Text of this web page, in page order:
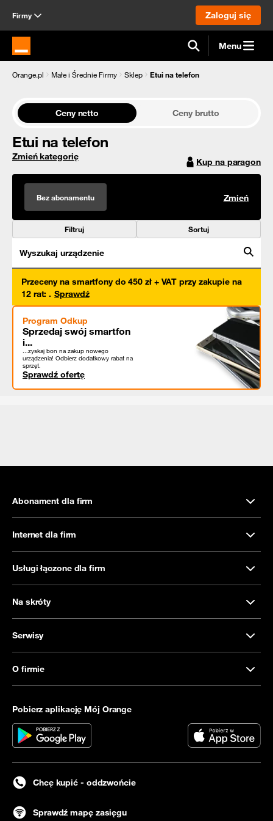
Firmy Zaloguj się
Strona główna Orange.pl Menu
Orange.pl Małe i Średnie Firmy Sklep Etui na telefon
Ceny netto Ceny brutto
Etui na telefon
Zmień kategorię Kup na paragon
Bez abonamentu Zmień
Filtruj Sortuj
Wyszukaj urządzenie
Przeceny na smartfony do 450 zł + VAT przy zakupie na
12 rat: . Sprawdź
Program Odkup
Sprzedaj swój smartfon
i...
...zyskaj bon na zakup nowego
urządzenia! Odbierz dodatkowy rabat na
sprzęt.
Sprawdź ofertę
Abonament dla firm
Internet dla firm
Usługi łączone dla firm
Na skróty
Serwisy
O firmie
Pobierz aplikację Mój Orange
Chcę kupić - oddzwońcie
Sprawdź mapę zasięgu